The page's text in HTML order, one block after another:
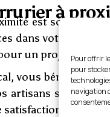
Pour offrir
pour
navigation
à
est souvent
dans votre
un projet
vous bénéficiez
artisans sont
satisfaction client.